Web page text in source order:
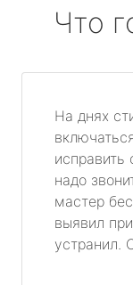
Что
На днях
надо
мастер
выявил
устранил.